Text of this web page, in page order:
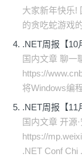
大家新年快乐!
的贪吃蛇游戏
.NET周报【10
国内文章 聊一
https://
将Windows编
.NET周报【11
国内文章 开源
https://
.NET Conf Chi